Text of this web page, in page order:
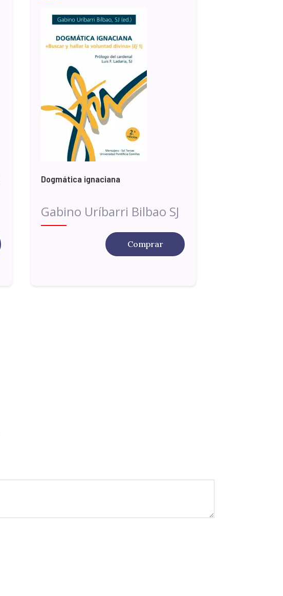
Dogmática ignaciana
Gabino Uríbarri Bilbao SJ
Comprar